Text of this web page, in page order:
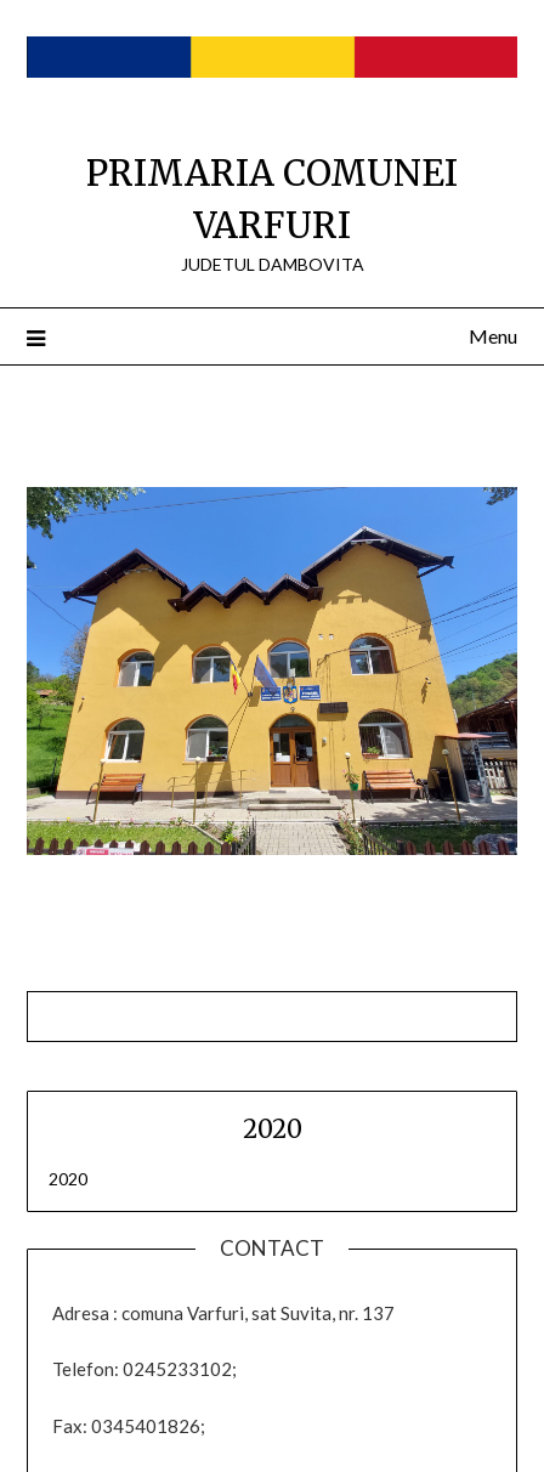
content
PRIMARIA COMUNEI
VARFURI
JUDETUL DAMBOVITA
Menu
2020
2020
CONTACT
Adresa : comuna Varfuri, sat Suvita, nr. 137
Telefon: 0245233102;
Fax: 0345401826;